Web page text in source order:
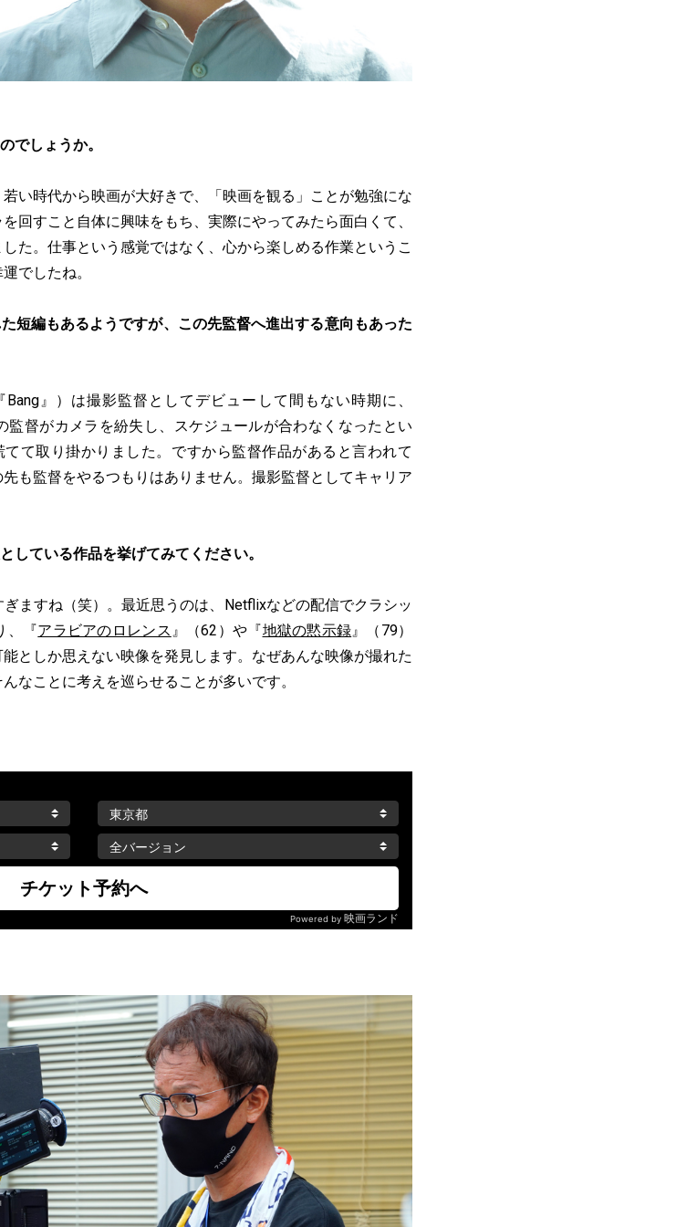
でしょうか。
い時代から映画が大好きで、「映画を観る」ことが勉強にな
回すこと自体に興味をもち、実際にやってみたら面白くて、
た。仕事という感覚ではなく、心から楽しめる作業というこ
でしたね。
短編もあるようですが、この先監督へ進出する意向もあった
』）は撮影監督としてデビューして間もない時期に、
監督がカメラを紛失し、スケジュールが合わなくなったとい
て取り掛かりました。ですから監督作品があると言われて
も監督をやるつもりはありません。撮影監督としてキャリア
している作品を挙げてみてください。
ますね（笑）。最近思うのは、Netflixなどの配信でクラシッ
、『アラビアのロレンス 』（62）や『地獄の黙示録』（79）
としか思えない映像を発見します。なぜあんな映像が撮れた
なことに考えを巡らせることが多いです。